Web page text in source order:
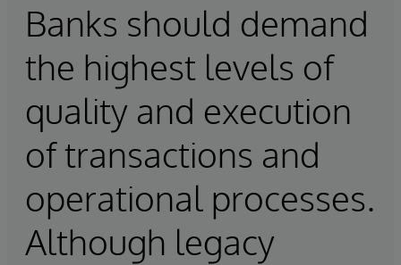
Banks should demand
the highest levels of
quality and execution
of transactions and
operational processes.
Although legacy